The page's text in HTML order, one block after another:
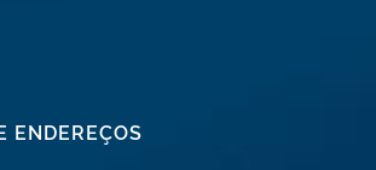
ENDEREÇOS